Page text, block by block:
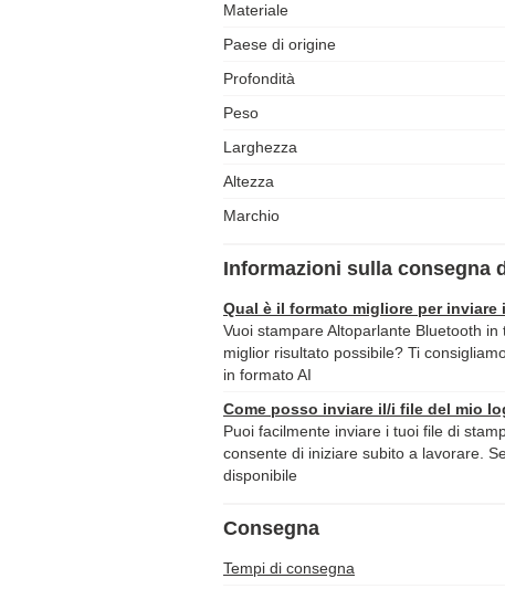
Materiale
Paese di origine
Profondità
Peso
Larghezza
Altezza
Marchio
Informazioni sulla consegna
Qual è il formato migliore per inviare
Vuoi stampare Altoparlante Bluetooth
miglior risultato possibile? Ti
in formato AI
Come posso inviare il/i file del mio
Puoi facilmente inviare i tuoi file di
consente di iniziare subito a lavorare.
disponibile
Consegna
Tempi di consegna